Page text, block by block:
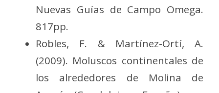
Nuevas Guías de Campo Omega.
817pp.
Robles, F. & Martínez-Ortí, A.
(2009). Moluscos continentales de
los alrededores de Molina de